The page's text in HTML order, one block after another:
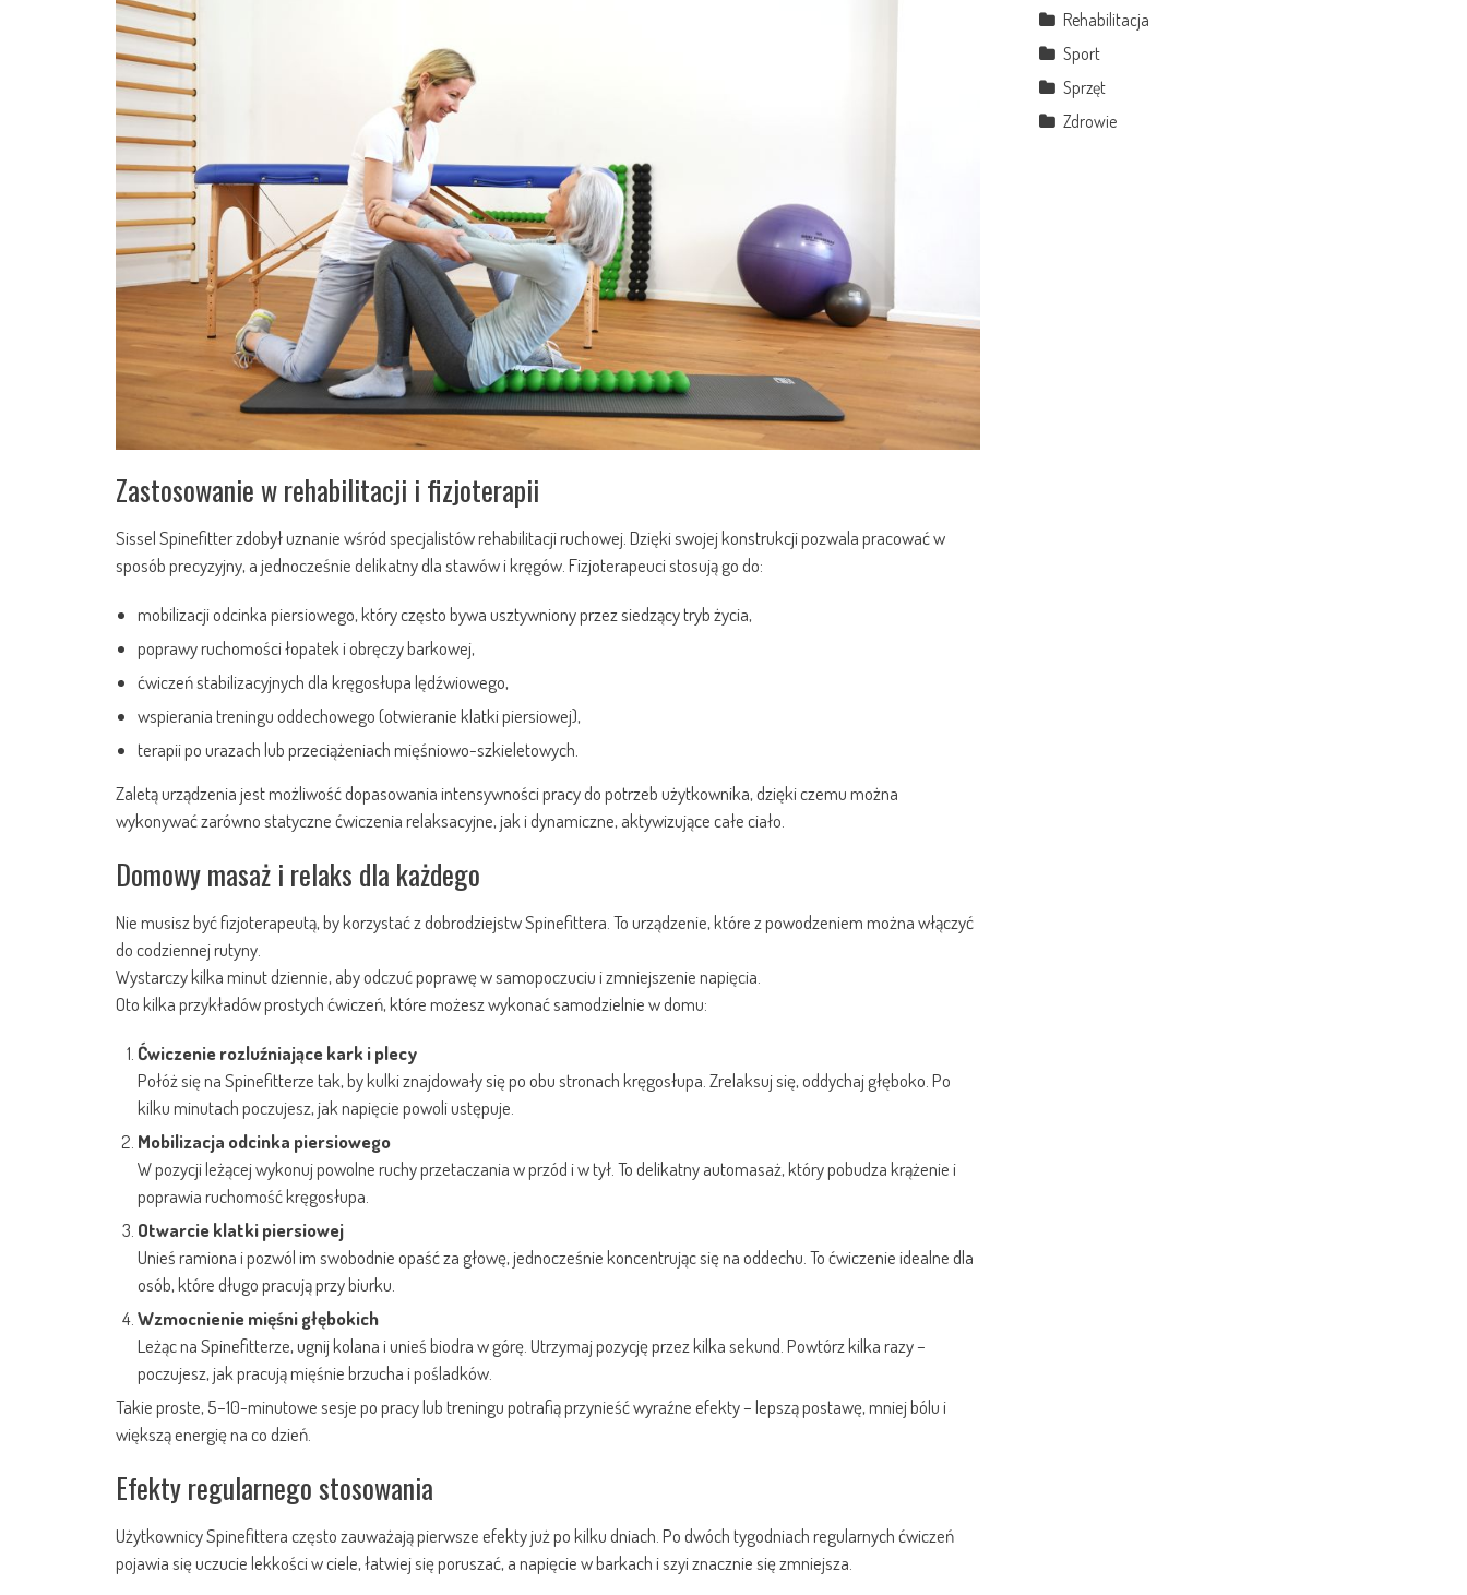
Zastosowanie w rehabilitacji i fizjoterapii
Sissel Spinefitter zdobył uznanie wśród specjalistów rehabilitacji ruchowej. Dzięki swojej konstrukcji pozwala pracować w
sposób precyzyjny, a jednocześnie delikatny dla stawów i kręgów. Fizjoterapeuci stosują go do:
mobilizacji odcinka piersiowego, który często bywa usztywniony przez siedzący tryb życia,
poprawy ruchomości łopatek i obręczy barkowej,
ćwiczeń stabilizacyjnych dla kręgosłupa lędźwiowego,
wspierania treningu oddechowego (otwieranie klatki piersiowej),
terapii po urazach lub przeciążeniach mięśniowo-szkieletowych.
Zaletą urządzenia jest możliwość dopasowania intensywności pracy do potrzeb użytkownika, dzięki czemu można
wykonywać zarówno statyczne ćwiczenia relaksacyjne, jak i dynamiczne, aktywizujące całe ciało.
Domowy masaż i relaks dla każdego
Nie musisz być fizjoterapeutą, by korzystać z dobrodziejstw Spinefittera. To urządzenie, które z powodzeniem można włączyć
do codziennej rutyny.
Wystarczy kilka minut dziennie, aby odczuć poprawę w samopoczuciu i zmniejszenie napięcia.
Oto kilka przykładów prostych ćwiczeń, które możesz wykonać samodzielnie w domu:
Ćwiczenie rozluźniające kark i plecy
Połóż się na Spinefitterze tak, by kulki znajdowały się po obu stronach kręgosłupa. Zrelaksuj się, oddychaj głęboko. Po
kilku minutach poczujesz, jak napięcie powoli ustępuje.
Mobilizacja odcinka piersiowego
W pozycji leżącej wykonuj powolne ruchy przetaczania w przód i w tył. To delikatny automasaż, który pobudza krążenie i
poprawia ruchomość kręgosłupa.
Otwarcie klatki piersiowej
Unieś ramiona i pozwól im swobodnie opaść za głowę, jednocześnie koncentrując się na oddechu. To ćwiczenie idealne dla
osób, które długo pracują przy biurku.
Wzmocnienie mięśni głębokich
Leżąc na Spinefitterze, ugnij kolana i unieś biodra w górę. Utrzymaj pozycję przez kilka sekund. Powtórz kilka razy –
poczujesz, jak pracują mięśnie brzucha i pośladków.
Takie proste, 5–10-minutowe sesje po pracy lub treningu potrafią przynieść wyraźne efekty – lepszą postawę, mniej bólu i
większą energię na co dzień.
Efekty regularnego stosowania
Użytkownicy Spinefittera często zauważają pierwsze efekty już po kilku dniach. Po dwóch tygodniach regularnych ćwiczeń
pojawia się uczucie lekkości w ciele, łatwiej się poruszać, a napięcie w barkach i szyi znacznie się zmniejsza.
Rehabilitacja
Sport
Sprzęt
Zdrowie